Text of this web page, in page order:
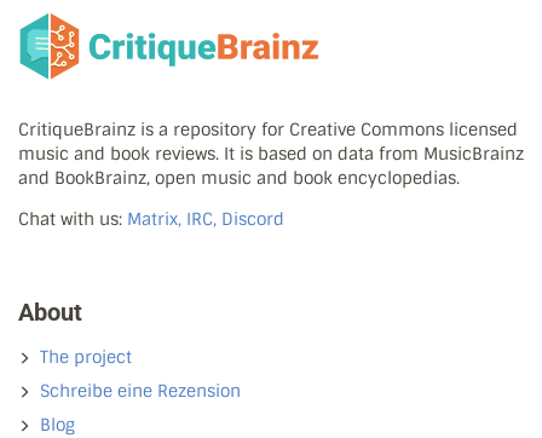
CritiqueBrainz is a repository for Creative Commons licensed
music and book reviews. It is based on data from MusicBrainz
and BookBrainz, open music and book encyclopedias.
Chat with us: Matrix, IRC, Discord
About
The project
Schreibe eine Rezension
Blog